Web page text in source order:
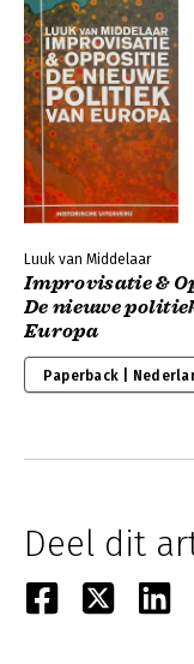
Luuk van Middelaar
Improvisatie &
De nieuwe
Europa
Paperback |
Deel dit